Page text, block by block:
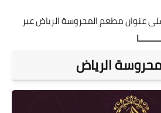
عنوان مطعم المحروسة الرياض عبر
الرياض